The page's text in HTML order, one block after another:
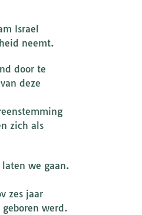
Israel
neemt.
door te
deze
zich als
we gaan.
zes jaar
werd.